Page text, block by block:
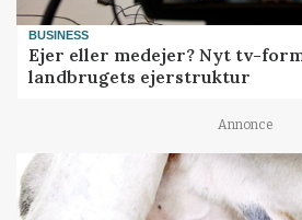
BUSINESS
Ejer eller medejer? Nyt tv-
landbrugets ejerstruktur
Annonce